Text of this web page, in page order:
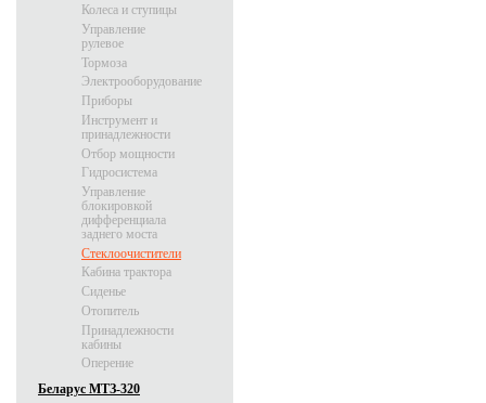
Колеса и ступицы
Управление
рулевое
Тормоза
Электрооборудование
Приборы
Инструмент и
принадлежности
Отбор мощности
Гидросистема
Управление
блокировкой
дифференциала
заднего моста
Стеклоочистители
Кабина трактора
Сиденье
Отопитель
Принадлежности
кабины
Оперение
Беларус МТЗ-320